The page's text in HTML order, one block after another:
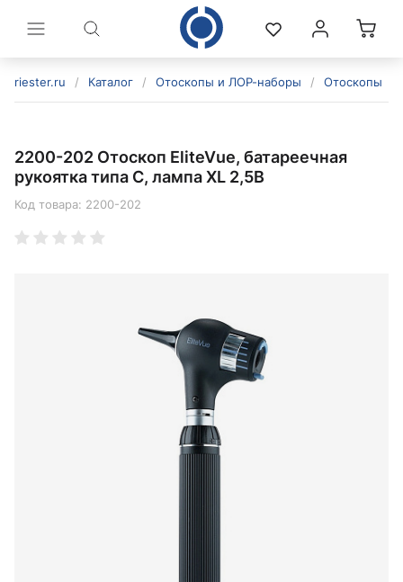
riester.ru / Каталог / Отоскопы и ЛОР-наборы / Отоскопы
2200-202 Отоскоп EliteVue, батареечная
рукоятка типа C, лампа XL 2,5В
Код товара: 2200-202
политикой конфиденциальности